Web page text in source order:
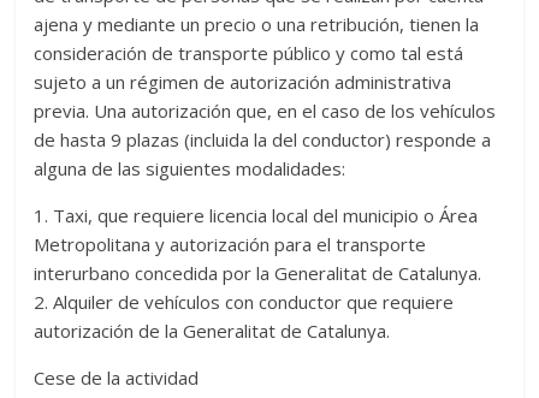
ajena y mediante un precio o una retribución, tienen la
consideración de transporte público y como tal está
sujeto a un régimen de autorización administrativa
previa. Una autorización que, en el caso de los vehículos
de hasta 9 plazas (incluida la del conductor) responde a
alguna de las siguientes modalidades:
1. Taxi, que requiere licencia local del municipio o Área
Metropolitana y autorización para el transporte
interurbano concedida por la Generalitat de Catalunya.
2. Alquiler de vehículos con conductor que requiere
autorización de la Generalitat de Catalunya.
Cese de la actividad